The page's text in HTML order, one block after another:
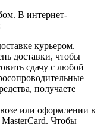
В интернет-
курьером.
доставки, чтобы
сдачу с любой
получаете
или оформлении в
Чтобы